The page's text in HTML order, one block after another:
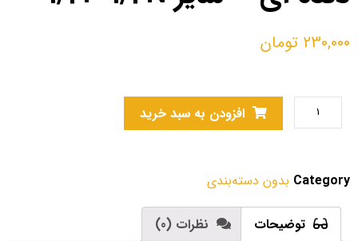
230,000 تومان
افزودن به سبد خرید
Category بدون دسته‌بندی
توضیحات نظرات (0)